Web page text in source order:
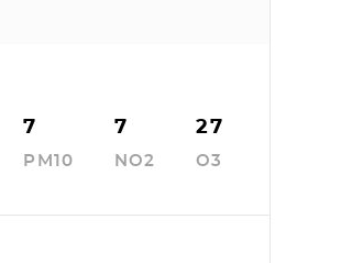
7
PM10
7
NO2
27
O3